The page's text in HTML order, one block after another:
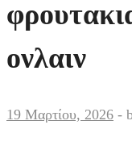
ονλαιν
19 Μαρτίου, 2026 -